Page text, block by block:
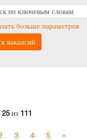
больше параметров
25из 111
3 4 5 »